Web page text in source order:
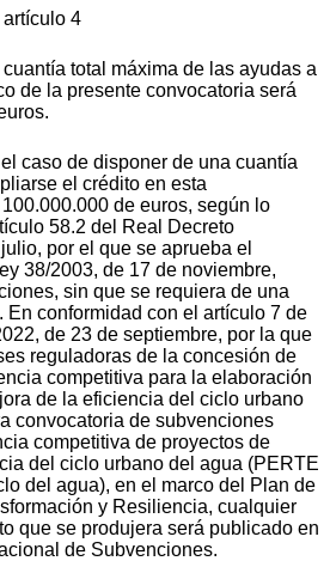
4
total máxima de las ayudas a
de la presente convocatoria será
caso de disponer de una cuantía
el crédito en esta
de euros, según lo
58.2 del Real Decreto
por el que se aprueba el
38/2003, de 17 de noviembre,
sin que se requiera de una
En conformidad con el artículo 7 de
de 23 de septiembre, por la que
reguladoras de la concesión de
competitiva para la elaboración
de la eficiencia del ciclo urbano
convocatoria de subvenciones
competitiva de proyectos de
del ciclo urbano del agua (PERTE
del agua), en el marco del Plan de
y Resiliencia, cualquier
que se produjera será publicado en
de Subvenciones.